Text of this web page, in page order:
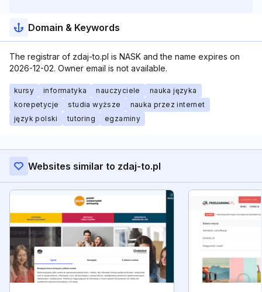
Domain & Keywords
The registrar of zdaj-to.pl is NASK and the name expires on
2026-12-02. Owner email is not available.
kursy informatyka nauczyciele
nauka języka
korepetycje
studia wyższe
nauka przez internet
język polski
tutoring egzaminy
Websites similar to zdaj-to.pl